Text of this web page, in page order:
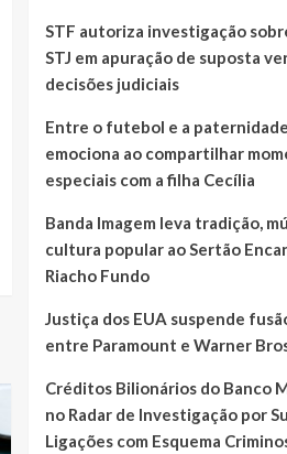
STF autoriza investigação
STJ em apuração de suposta
decisões judiciais
Entre o futebol e a
emociona ao compartilhar
especiais com a filha Cecília
Banda Imagem leva tradição,
cultura popular ao Sertão
Riacho Fundo
Justiça dos EUA suspende
entre Paramount e Warner
Créditos Bilionários do Banco
no Radar de Investigação por
Ligações com Esquema